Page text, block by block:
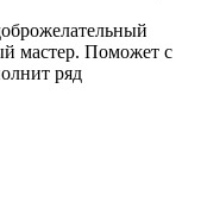
мастер. Поможет с
ряд